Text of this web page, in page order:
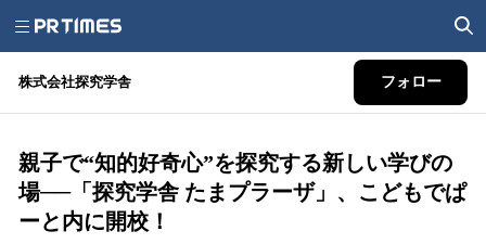
株式会社探究学舎 フォロー
親子で“知的好奇心”を探究する新しい学びの
場──「探究学舎 たまプラーザ」、こどもでぱ
ーと内に開校！